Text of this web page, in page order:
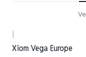
Xiom Vega Europe